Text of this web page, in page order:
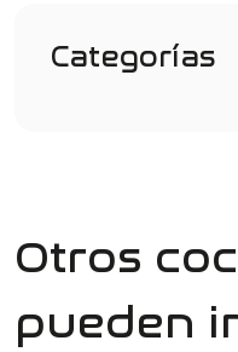
Categorías
Otros
pueden